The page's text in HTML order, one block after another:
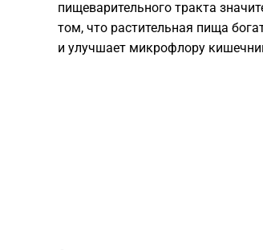
пищеварительного тракта
том, что растительная пища
и улучшает микрофлору